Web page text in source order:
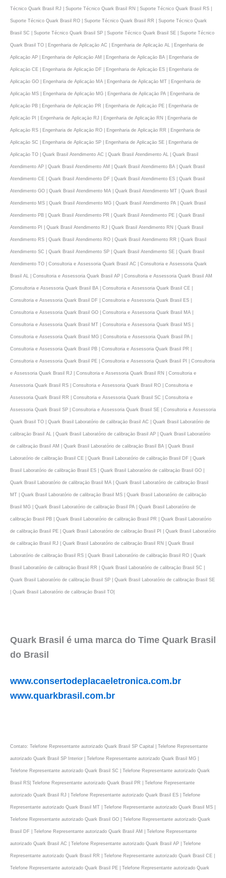
Técnico Quark Brasil RJ | Suporte Técnico Quark Brasil RN | Suporte Técnico Quark Brasil RS |
Suporte Técnico Quark Brasil RO | Suporte Técnico Quark Brasil RR | Suporte Técnico Quark
Brasil SC | Suporte Técnico Quark Brasil SP | Suporte Técnico Quark Brasil SE | Suporte Técnico
Quark Brasil TO | Engenharia de Aplicaçāo AC | Engenharia de Aplicaçāo AL | Engenharia de
Aplicaçāo AP | Engenharia de Aplicaçāo AM | Engenharia de Aplicaçāo BA | Engenharia de
Aplicaçāo CE | Engenharia de Aplicaçāo DF | Engenharia de Aplicaçāo ES | Engenharia de
Aplicaçāo GO | Engenharia de Aplicaçāo MA | Engenharia de Aplicaçāo MT | Engenharia de
Aplicaçāo MS | Engenharia de Aplicaçāo MG | Engenharia de Aplicaçāo PA | Engenharia de
Aplicaçāo PB | Engenharia de Aplicaçāo PR | Engenharia de Aplicaçāo PE | Engenharia de
Aplicaçāo PI | Engenharia de Aplicaçāo RJ | Engenharia de Aplicaçāo RN | Engenharia de
Aplicaçāo RS | Engenharia de Aplicaçāo RO | Engenharia de Aplicaçāo RR | Engenharia de
Aplicaçāo SC | Engenharia de Aplicaçāo SP | Engenharia de Aplicaçāo SE | Engenharia de
Aplicaçāo TO | Quark Brasil Atendimento AC | Quark Brasil Atendimento AL | Quark Brasil
Atendimento AP | Quark Brasil Atendimento AM | Quark Brasil Atendimento BA | Quark Brasil
Atendimento CE | Quark Brasil Atendimento DF | Quark Brasil Atendimento ES | Quark Brasil
Atendimento GO | Quark Brasil Atendimento MA | Quark Brasil Atendimento MT | Quark Brasil
Atendimento MS | Quark Brasil Atendimento MG | Quark Brasil Atendimento PA | Quark Brasil
Atendimento PB | Quark Brasil Atendimento PR | Quark Brasil Atendimento PE | Quark Brasil
Atendimento PI | Quark Brasil Atendimento RJ | Quark Brasil Atendimento RN | Quark Brasil
Atendimento RS | Quark Brasil Atendimento RO | Quark Brasil Atendimento RR | Quark Brasil
Atendimento SC | Quark Brasil Atendimento SP | Quark Brasil Atendimento SE | Quark Brasil
Atendimento TO | Consultoria e Assessoria Quark Brasil AC | Consultoria e Assessoria Quark
Brasil AL | Consultoria e Assessoria Quark Brasil AP | Consultoria e Assessoria Quark Brasil AM
|Consultoria e Assessoria Quark Brasil BA | Consultoria e Assessoria Quark Brasil CE |
Consultoria e Assessoria Quark Brasil DF | Consultoria e Assessoria Quark Brasil ES |
Consultoria e Assessoria Quark Brasil GO | Consultoria e Assessoria Quark Brasil MA |
Consultoria e Assessoria Quark Brasil MT | Consultoria e Assessoria Quark Brasil MS |
Consultoria e Assessoria Quark Brasil MG | Consultoria e Assessoria Quark Brasil PA |
Consultoria e Assessoria Quark Brasil PB | Consultoria e Assessoria Quark Brasil PR |
Consultoria e Assessoria Quark Brasil PE | Consultoria e Assessoria Quark Brasil PI | Consultoria
e Assessoria Quark Brasil RJ | Consultoria e Assessoria Quark Brasil RN | Consultoria e
Assessoria Quark Brasil RS | Consultoria e Assessoria Quark Brasil RO | Consultoria e
Assessoria Quark Brasil RR | Consultoria e Assessoria Quark Brasil SC | Consultoria e
Assessoria Quark Brasil SP | Consultoria e Assessoria Quark Brasil SE | Consultoria e Assessoria
Quark Brasil TO | Quark Brasil Laboratório de calibraçāo Brasil AC | Quark Brasil Laboratório de
calibraçāo Brasil AL | Quark Brasil Laboratório de calibraçāo Brasil AP | Quark Brasil Laboratório
de calibraçāo Brasil AM | Quark Brasil Laboratório de calibraçāo Brasil BA | Quark Brasil
Laboratório de calibraçāo Brasil CE | Quark Brasil Laboratório de calibraçāo Brasil DF | Quark
Brasil Laboratório de calibraçāo Brasil ES | Quark Brasil Laboratório de calibraçāo Brasil GO |
Quark Brasil Laboratório de calibraçāo Brasil MA | Quark Brasil Laboratório de calibraçāo Brasil
MT | Quark Brasil Laboratório de calibraçāo Brasil MS | Quark Brasil Laboratório de calibraçāo
Brasil MG | Quark Brasil Laboratório de calibraçāo Brasil PA | Quark Brasil Laboratório de
calibraçāo Brasil PB | Quark Brasil Laboratório de calibraçāo Brasil PR | Quark Brasil Laboratório
de calibraçāo Brasil PE | Quark Brasil Laboratório de calibraçāo Brasil PI | Quark Brasil Laboratório
de calibraçāo Brasil RJ | Quark Brasil Laboratório de calibraçāo Brasil RN | Quark Brasil
Laboratório de calibraçāo Brasil RS | Quark Brasil Laboratório de calibraçāo Brasil RO | Quark
Brasil Laboratório de calibraçāo Brasil RR | Quark Brasil Laboratório de calibraçāo Brasil SC |
Quark Brasil Laboratório de calibraçāo Brasil SP | Quark Brasil Laboratório de calibraçāo Brasil SE
| Quark Brasil Laboratório de calibraçāo Brasil TO|
Quark Brasil é uma marca do Time Quark Brasil
do Brasil
www.consertodeplacaeletronica.com.br
www.quarkbrasil.com.br
Contato: Telefone Representante autorizado Quark Brasil SP Capital | Telefone Representante
autorizado Quark Brasil SP Interior | Telefone Representante autorizado Quark Brasil MG |
Telefone Representante autorizado Quark Brasil SC | Telefone Representante autorizado Quark
Brasil RS| Telefone Representante autorizado Quark Brasil PR | Telefone Representante
autorizado Quark Brasil RJ | Telefone Representante autorizado Quark Brasil ES | Telefone
Representante autorizado Quark Brasil MT | Telefone Representante autorizado Quark Brasil MS |
Telefone Representante autorizado Quark Brasil GO | Telefone Representante autorizado Quark
Brasil DF | Telefone Representante autorizado Quark Brasil AM | Telefone Representante
autorizado Quark Brasil AC | Telefone Representante autorizado Quark Brasil AP | Telefone
Representante autorizado Quark Brasil RR | Telefone Representante autorizado Quark Brasil CE |
Telefone Representante autorizado Quark Brasil PE | Telefone Representante autorizado Quark